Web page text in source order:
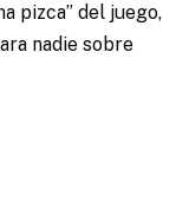
pizca” del juego,
nadie sobre